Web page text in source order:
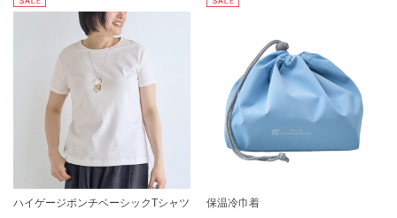
ハイゲージポンチベーシックTシャツ 保温冷巾着